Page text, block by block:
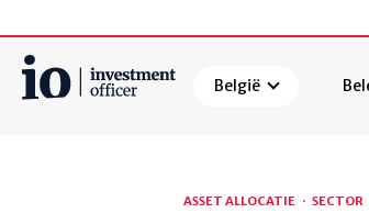
België
ASSET ALLOCATIE · SECTOR